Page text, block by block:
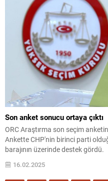
Son anket sonucu ortaya çıktı
ORC Araştırma son seçim
Ankette CHP'nin birinci parti
barajının üzerinde destek gördü.
16.02.2025